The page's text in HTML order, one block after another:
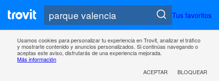
Tus favoritos
Usamos cookies para personalizar tu experiencia en Trovit, analizar el tráfico
y mostrarte contenido y anuncios personalizados. Si continúas navegando o
aceptas este aviso, disfrutarás de una experiencia mejorada.
Más información
ACEPTAR
BLOQUEAR